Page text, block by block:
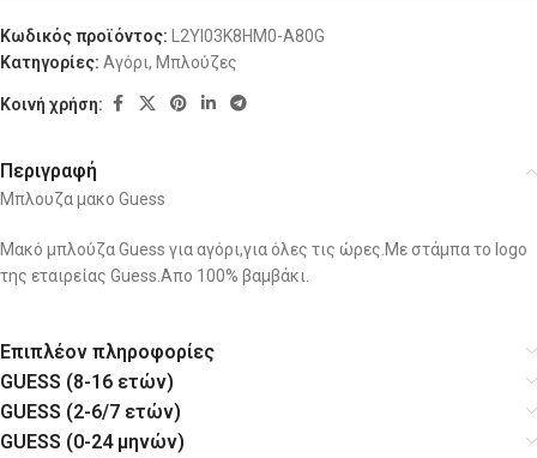
Κωδικός προϊόντος: L2YI03K8HM0-A80G
Κατηγορίες: Αγόρι, Μπλούζες
Κοινή χρήση:
Περιγραφή
Μπλουζα μακο Guess
Μακό μπλούζα Guess για αγόρι,για όλες τις ώρες.Με στάμπα το logo
της εταιρείας Guess.Απο 100% βαμβάκι.
Επιπλέον πληροφορίες
GUESS (8-16 ετών)
GUESS (2-6/7 ετών)
GUESS (0-24 μηνών)